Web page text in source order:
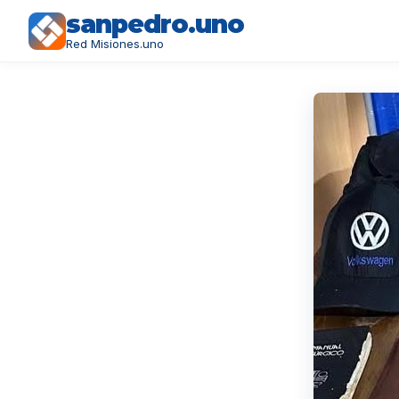
sanpedro.uno
Red Misiones.uno